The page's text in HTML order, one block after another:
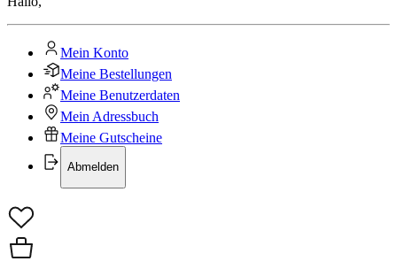
Mein Konto
Meine Bestellungen
Meine Benutzerdaten
Mein Adressbuch
Meine Gutscheine
Abmelden